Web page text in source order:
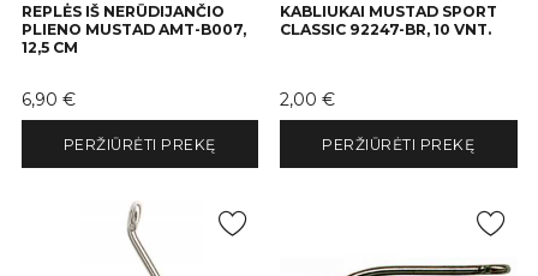
REPLĖS IŠ NERŪDIJANČIO
PLIENO MUSTAD AMT-B007,
12,5 CM
Kaina
6,90 €
PERŽIŪRĖTI PREKĘ
KABLIUKAI MUSTAD SPORT
CLASSIC 92247-BR, 10 VNT.
Kaina
2,00 €
PERŽIŪRĖTI PREKĘ